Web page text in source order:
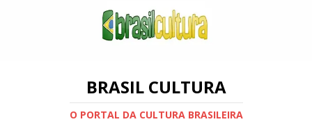
BRASIL CULTURA
O PORTAL DA CULTURA BRASILEIRA